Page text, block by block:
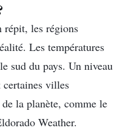
répit, les régions
Les températures
sud du pays. Un niveau
villes
la planète, comme le
Weather.